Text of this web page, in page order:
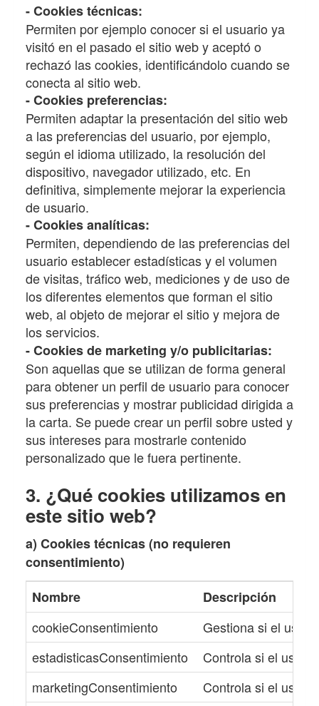
- Cookies técnicas:
Permiten por ejemplo conocer si el usuario ya
visitó en el pasado el sitio web y aceptó o
rechazó las cookies, identificándolo cuando se
conecta al sitio web.
- Cookies preferencias:
Permiten adaptar la presentación del sitio web
a las preferencias del usuario, por ejemplo,
según el idioma utilizado, la resolución del
dispositivo, navegador utilizado, etc. En
definitiva, simplemente mejorar la experiencia
de usuario.
- Cookies analíticas:
Permiten, dependiendo de las preferencias del
usuario establecer estadísticas y el volumen
de visitas, tráfico web, mediciones y de uso de
los diferentes elementos que forman el sitio
web, al objeto de mejorar el sitio y mejora de
los servicios.
- Cookies de marketing y/o publicitarias:
Son aquellas que se utilizan de forma general
para obtener un perfil de usuario para conocer
sus preferencias y mostrar publicidad dirigida a
la carta. Se puede crear un perfil sobre usted y
sus intereses para mostrarle contenido
personalizado que le fuera pertinente.
3. ¿Qué cookies utilizamos en
este sitio web?
a) Cookies técnicas (no requieren
consentimiento)
Nombre
Descripción
cookieConsentimiento
Gestiona si el
estadisticasConsentimiento
Controla si el
marketingConsentimiento
Controla si el